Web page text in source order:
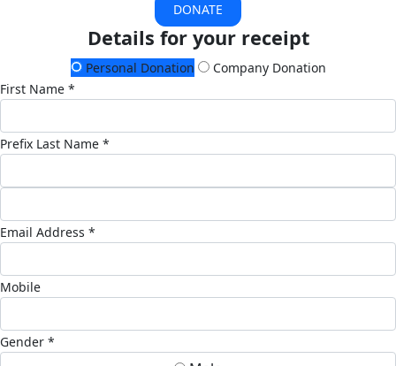
DONATE
Details for your receipt
Personal Donation
Company Donation
First Name *
Prefix Last Name *
Email Address *
Mobile
Gender *